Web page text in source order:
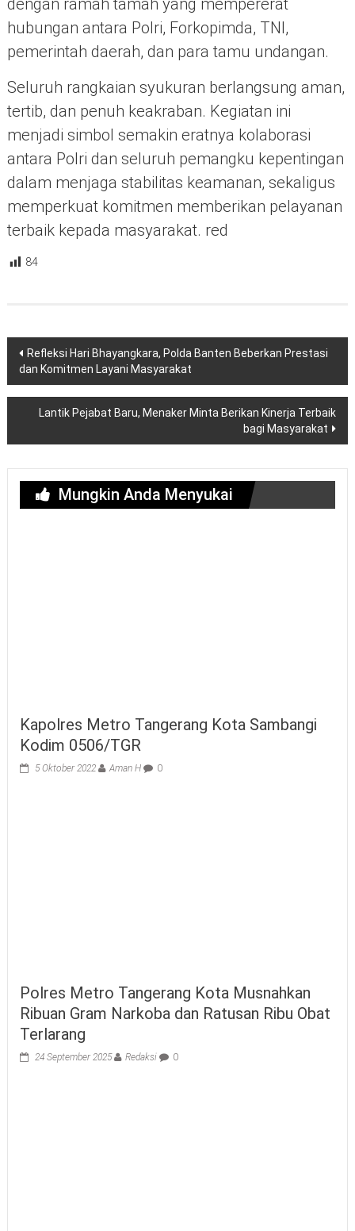
dengan ramah tamah yang mempererat
hubungan antara Polri, Forkopimda, TNI,
pemerintah daerah, dan para tamu undangan.
Seluruh rangkaian syukuran berlangsung aman,
tertib, dan penuh keakraban. Kegiatan ini
menjadi simbol semakin eratnya kolaborasi
antara Polri dan seluruh pemangku kepentingan
dalam menjaga stabilitas keamanan, sekaligus
memperkuat komitmen memberikan pelayanan
terbaik kepada masyarakat. red
84
Navigasi
pos
Refleksi Hari Bhayangkara, Polda Banten Beberkan Prestasi
dan Komitmen Layani Masyarakat
Lantik Pejabat Baru, Menaker Minta Berikan Kinerja Terbaik
bagi Masyarakat
Mungkin Anda Menyukai
Kapolres Metro Tangerang Kota Sambangi
Kodim 0506/TGR
5 Oktober 2022 Aman H 0
Polres Metro Tangerang Kota Musnahkan
Ribuan Gram Narkoba dan Ratusan Ribu Obat
Terlarang
24 September 2025 Redaksi 0